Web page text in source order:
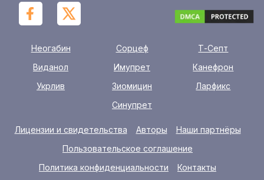
Неогабин Сорцеф
Т-Септ
Виданол
Имупрет
Канефрон
Укрлив
Зиомицин
Ларфикс
Синупрет
Лицензии и свидетельства Авторы
Наши партнёры
Пользовательское соглашение
Политика конфиденциальности
Контакты